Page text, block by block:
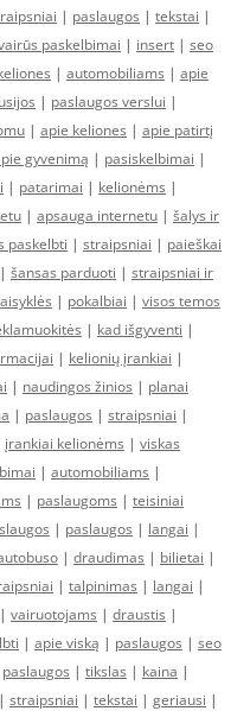
| paslaugos | tekstai |
paskelbimai | insert | seo
| automobiliams | apie
| paslaugos verslui |
| apie keliones | apie patirtį
gyvenimą | pasiskelbimai |
| patarimai | kelionėms |
| apsauga internetu | šalys ir
paskelbti | straipsniai | paieškai
| šansas parduoti | straipsniai ir
| pokalbiai | visos temos
| kad išgyventi |
| kelionių įrankiai |
| naudingos žinios | planai
| paslaugos | straipsniai |
įrankiai kelionėms | viskas
| automobiliams |
| paslaugoms | teisiniai
| paslaugos | langai |
| draudimas | bilietai |
| talpinimas | langai |
| vairuotojams | draustis |
| apie viską | paslaugos | seo
paslaugos | tikslas | kaina |
| straipsniai | tekstai | geriausi |